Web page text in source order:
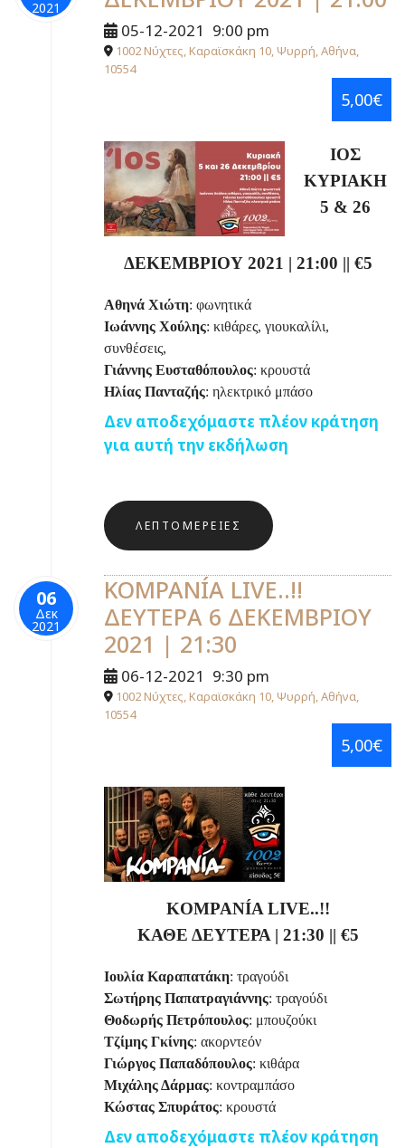
2021
05-12-2021 9:00 pm
1002 Νύχτες, Καραϊσκάκη 10, Ψυρρή, Αθήνα,
10554
5,00€
ΙΟΣ
ΚΥΡΙΑΚΗ
5 & 26
ΔΕΚΕΜΒΡΙΟΥ 2021 | 21:00 || €5
Αθηνά Χιώτη: φωνητικά
Ιωάννης Χούλης: κιθάρες, γιουκαλίλι,
συνθέσεις,
Γιάννης Ευσταθόπουλος: κρουστά
Ηλίας Πανταζής: ηλεκτρικό μπάσο
Δεν αποδεχόμαστε πλέον κράτηση
για αυτή την εκδήλωση
ΛΕΠΤΟΜΈΡΕΙΕΣ
06
Δεκ
2021
KOMPANÍA LIVE..!!
ΔΕΥΤΕΡΑ 6 ΔΕΚΕΜΒΡΙΟΥ
2021 | 21:30
06-12-2021 9:30 pm
1002 Νύχτες, Καραϊσκάκη 10, Ψυρρή, Αθήνα,
10554
5,00€
KOMPANÍA LIVE..!!
ΚΑΘΕ ΔΕΥΤΕΡΑ | 21:30 || €5
Ιουλία Καραπατάκη: τραγούδι
Σωτήρης Παπατραγιάννης: τραγούδι
Θοδωρής Πετρόπουλος: μπουζούκι
Τζίμης Γκίνης: ακορντεόν
Γιώργος Παπαδόπουλος: κιθάρα
Μιχάλης Δάρμας: κοντραμπάσο
Κώστας Σπυράτος: κρουστά
Δεν αποδεχόμαστε πλέον κράτηση